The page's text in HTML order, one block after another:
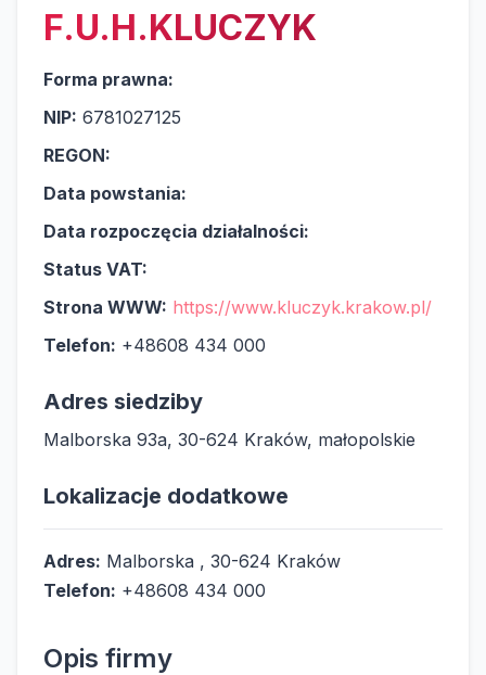
F.U.H.KLUCZYK
Forma prawna:
NIP: 6781027125
REGON:
Data powstania:
Data rozpoczęcia działalności:
Status VAT:
Strona WWW: https://www.kluczyk.krakow.pl/
Telefon: +48608 434 000
Adres siedziby
Malborska 93a, 30-624 Kraków, małopolskie
Lokalizacje dodatkowe
Adres: Malborska , 30-624 Kraków
Telefon: +48608 434 000
Opis firmy